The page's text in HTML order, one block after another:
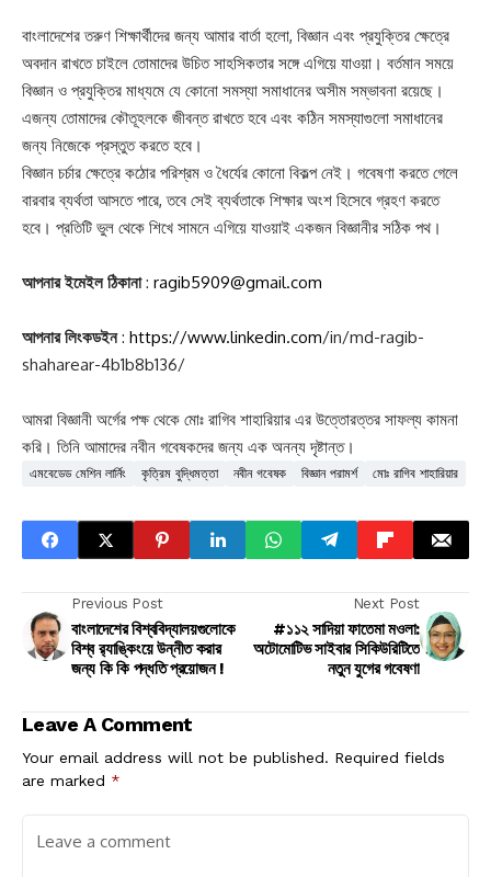
বাংলাদেশের তরুণ শিক্ষার্থীদের জন্য আমার বার্তা হলো, বিজ্ঞান এবং প্রযুক্তির ক্ষেত্রে
অবদান রাখতে চাইলে তোমাদের উচিত সাহসিকতার সঙ্গে এগিয়ে যাওয়া। বর্তমান সময়ে
বিজ্ঞান ও প্রযুক্তির মাধ্যমে যে কোনো সমস্যা সমাধানের অসীম সম্ভাবনা রয়েছে।
এজন্য তোমাদের কৌতূহলকে জীবন্ত রাখতে হবে এবং কঠিন সমস্যাগুলো সমাধানের
জন্য নিজেকে প্রস্তুত করতে হবে।
বিজ্ঞান চর্চার ক্ষেত্রে কঠোর পরিশ্রম ও ধৈর্যের কোনো বিকল্প নেই। গবেষণা করতে গেলে
বারবার ব্যর্থতা আসতে পারে, তবে সেই ব্যর্থতাকে শিক্ষার অংশ হিসেবে গ্রহণ করতে
হবে। প্রতিটি ভুল থেকে শিখে সামনে এগিয়ে যাওয়াই একজন বিজ্ঞানীর সঠিক পথ।
আপনার ইমেইল ঠিকানা: ragib5909@gmail.com
আপনার লিংকডইন: https://www.linkedin.com/in/md-ragib-
shaharear-4b1b8b136/
আমরা বিজ্ঞানী অর্গের পক্ষ থেকে মোঃ রাগিব শাহারিয়ার এর উত্তোরত্তর সাফল্য কামনা
করি। তিনি আমাদের নবীন গবেষকদের জন্য এক অনন্য দৃষ্টান্ত।
এমবেডেড মেশিন লার্নিং কৃত্রিম বুদ্ধিমত্তা নবীন গবেষক বিজ্ঞান পরামর্শ মোঃ রাগিব শাহারিয়ার
Previous Post
বাংলাদেশের বিশ্ববিদ্যালয়গুলোকে
বিশ্ব র‍্যাঙ্কিংয়ে উন্নীত করার
জন্য কি কি পদ্ধতি প্রয়োজন !
Next Post
#১১২ সাদিয়া ফাতেমা মওলা:
অটোমোটিভ সাইবার সিকিউরিটিতে
নতুন যুগের গবেষণা
Leave A Comment
Your email address will not be published. Required fields
are marked *